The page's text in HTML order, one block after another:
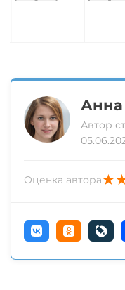
Автор
Оценка автора★